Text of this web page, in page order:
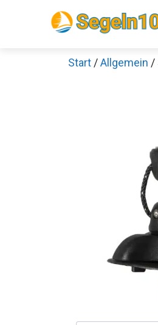
Start /Allgemein /